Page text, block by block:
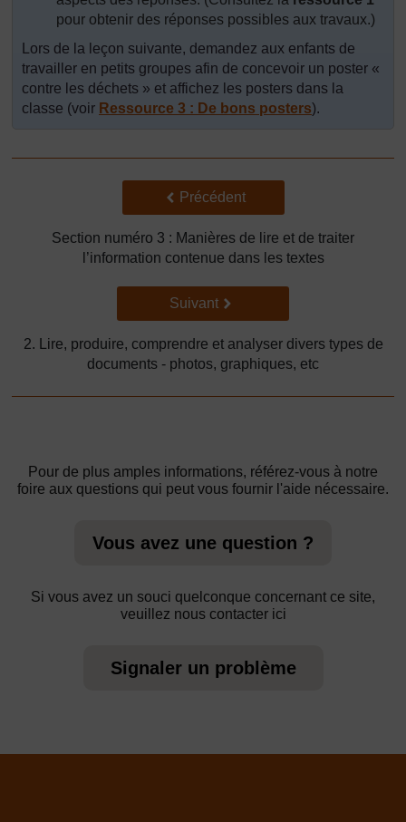
pour obtenir des réponses possibles aux travaux.)
Lors de la leçon suivante, demandez aux enfants de
travailler en petits groupes afin de concevoir un poster «
contre les déchets » et affichez les posters dans la
classe (voir Ressource 3 : De bons posters).
Précédent
Précédent
Section numéro 3 : Manières de lire et de traiter
l’information contenue dans les textes
Suivant
Suivant
2. Lire, produire, comprendre et analyser divers types de
documents - photos, graphiques, etc
Pour de plus amples informations, référez-vous à notre
foire aux questions qui peut vous fournir l'aide nécessaire.
Vous avez une question ?
Si vous avez un souci quelconque concernant ce site,
veuillez nous contacter ici
Signaler un problème